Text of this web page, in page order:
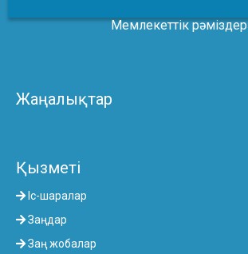
Мемлекеттік рәміздер
Жаңалықтар
Қызметі
Іс-шаралар
Заңдар
Заң жобалар